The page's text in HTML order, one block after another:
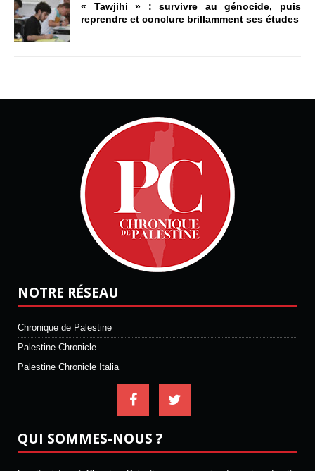
« Tawjihi » : survivre au génocide, puis
reprendre et conclure brillamment ses études
NOTRE RÉSEAU
Chronique de Palestine
Palestine Chronicle
Palestine Chronicle Italia
QUI SOMMES-NOUS ?